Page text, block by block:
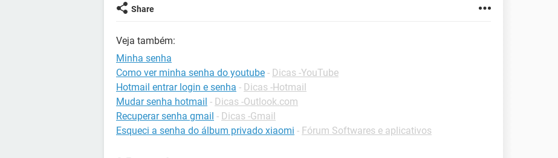
Share
Veja também:
Minha senha
Como ver minha senha do youtube - Dicas -YouTube
Hotmail entrar login e senha - Dicas -Hotmail
Mudar senha hotmail - Dicas -Outlook.com
Recuperar senha gmail - Dicas -Gmail
Esqueci a senha do álbum privado xiaomi - Fórum Softwares e aplicativos